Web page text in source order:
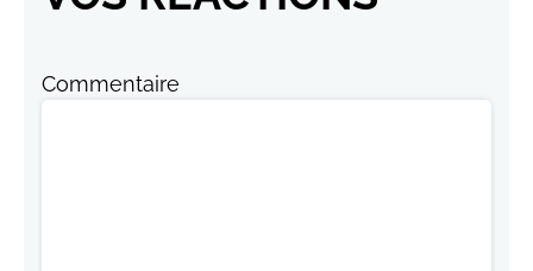
Commentaire